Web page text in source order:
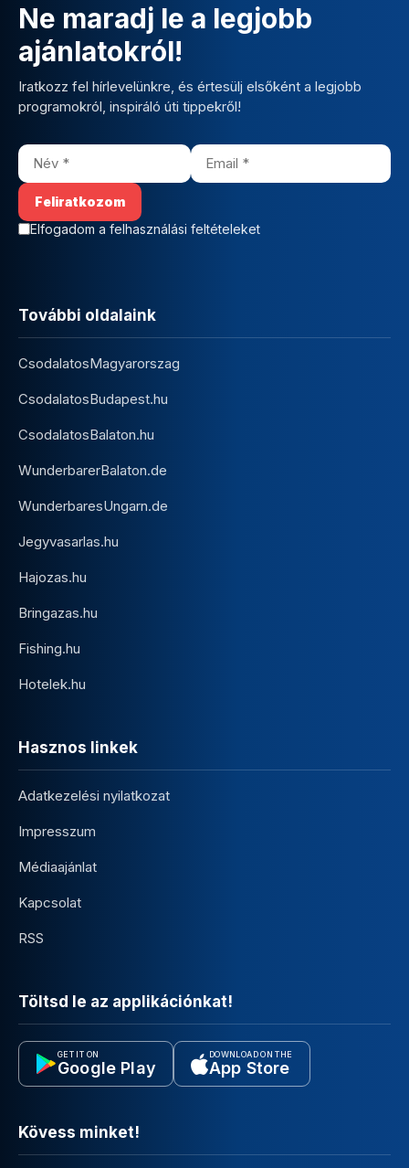
Ne maradj le a legjobb
ajánlatokról!
Iratkozz fel hírlevelünkre, és értesülj elsőként a legjobb
programokról, inspiráló úti tippekről!
Elfogadom a felhasználási feltételeket
További oldalaink
CsodalatosMagyarorszag
CsodalatosBudapest.hu
CsodalatosBalaton.hu
WunderbarerBalaton.de
WunderbaresUngarn.de
Jegyvasarlas.hu
Hajozas.hu
Bringazas.hu
Fishing.hu
Hotelek.hu
Hasznos linkek
Adatkezelési nyilatkozat
Impresszum
Médiaajánlat
Kapcsolat
RSS
Töltsd le az applikációnkat!
GET IT ON
Google Play
DOWNLOAD ON THE
App Store
Kövess minket!